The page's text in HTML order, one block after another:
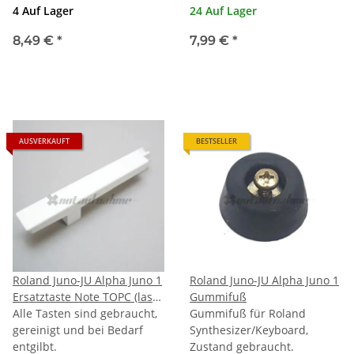
4 Auf Lager
8,49 € *
24 Auf Lager
7,99 € *
AUSVERKAUFT
Roland Juno-JU Alpha Juno 1
Ersatztaste Note TOPC (last
C)
Alle Tasten sind gebraucht,
gereinigt und bei Bedarf
entgilbt.
BESTSELLER
Roland Juno-JU Alpha Juno 1
Gummifuß
Gummifuß für Roland
Synthesizer/Keyboard,
Zustand gebraucht.